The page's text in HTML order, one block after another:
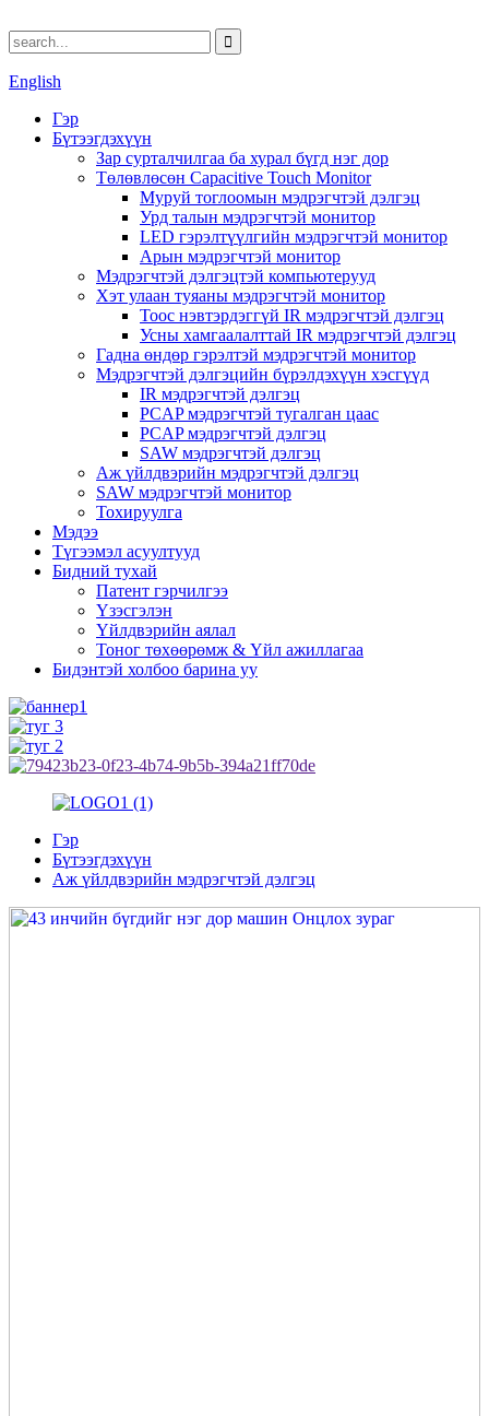
English
Гэр
Бүтээгдэхүүн
Зар сурталчилгаа ба хурал бүгд нэг дор
Төлөвлөсөн Capacitive Touch Monitor
Муруй тоглоомын мэдрэгчтэй дэлгэц
Урд талын мэдрэгчтэй монитор
LED гэрэлтүүлгийн мэдрэгчтэй монитор
Арын мэдрэгчтэй монитор
Мэдрэгчтэй дэлгэцтэй компьютерууд
Хэт улаан туяаны мэдрэгчтэй монитор
Тоос нэвтэрдэггүй IR мэдрэгчтэй дэлгэц
Усны хамгаалалттай IR мэдрэгчтэй дэлгэц
Гадна өндөр гэрэлтэй мэдрэгчтэй монитор
Мэдрэгчтэй дэлгэцийн бүрэлдэхүүн хэсгүүд
IR мэдрэгчтэй дэлгэц
PCAP мэдрэгчтэй тугалган цаас
PCAP мэдрэгчтэй дэлгэц
SAW мэдрэгчтэй дэлгэц
Аж үйлдвэрийн мэдрэгчтэй дэлгэц
SAW мэдрэгчтэй монитор
Тохируулга
Мэдээ
Түгээмэл асуултууд
Бидний тухай
Патент гэрчилгээ
Үзэсгэлэн
Үйлдвэрийн аялал
Тоног төхөөрөмж & Үйл ажиллагаа
Бидэнтэй холбоо барина уу
Гэр
Бүтээгдэхүүн
Аж үйлдвэрийн мэдрэгчтэй дэлгэц